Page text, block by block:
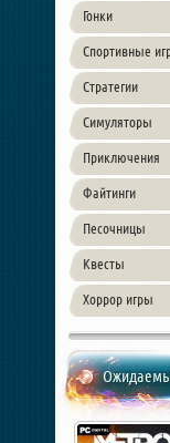
Гонки
Спортивные
Стратегии
Симуляторы
Приключения
Файтинги
Песочницы
Квесты
Хоррор игры